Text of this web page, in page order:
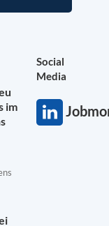
im
Social
Media